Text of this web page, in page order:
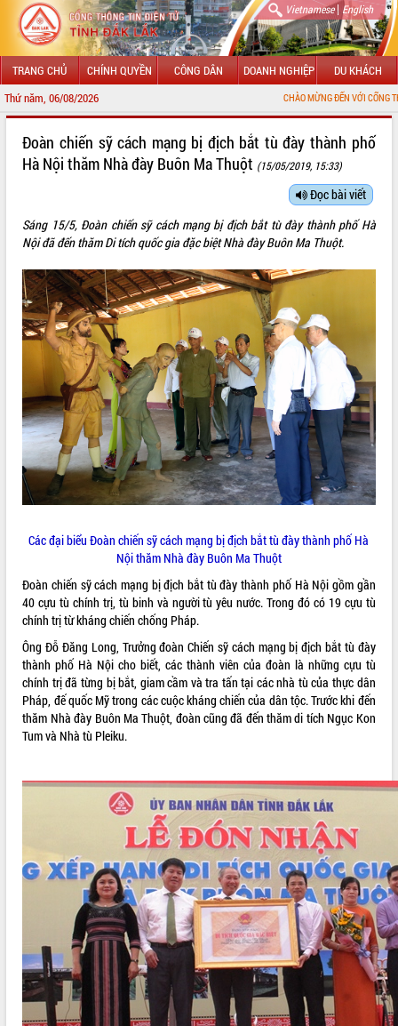
Vietnamese| English
TRANG CHỦ CHÍNH QUYỀN CÔNG DÂN DOANH NGHIỆP DU KHÁCH
Thứ năm, 06/08/2026 CHÀO MỪNG ĐẾN VỚI CỔNG
LÃNH ĐẠO UBND TỈNH
SỞ, BAN, NGÀNH
UBND CÁC XÃ, PHƯỜNG
THÔNG TIN CHỈ ĐẠO ĐIỀU HÀNH
HỆ THỐNG VĂN BẢN
VĂN BẢN HĐND TỈNH
ĐIỂM TIN VĂN BẢN
QUY HOẠCH - KẾ HOẠCH
Loading the player...
Lễ truy tặng danh hiệu “Bà Mẹ Việt
Nam Anh hùng” và trao Huân chương
UBND tỉnh Đắk Lắk triển khai nhiệm
vụ 6 tháng cuối năm 2026
Kỳ họp thứ Hai, Hội đồng nhân dân
tỉnh khóa XI quyết nghị nhiều nội dung
quan trọng
ALBUM ẢNH
Đoàn chiến sỹ cách mạng bị địch bắt tù đày thành phố
Hà Nội thăm Nhà đày Buôn Ma Thuột (15/05/2019, 15:33)
Đọc bài viết
Sáng 15/5, Đoàn chiến sỹ cách mạng bị địch bắt tù đày thành phố Hà
Nội đã đến thăm Di tích quốc gia đặc biệt Nhà đày Buôn Ma Thuột.
Các đại biểu Đoàn chiến sỹ cách mạng bị địch bắt tù đày thành phố Hà
Nội thăm Nhà đày Buôn Ma Thuột
Đoàn chiến sỹ cách mạng bị địch bắt tù đày thành phố Hà Nội gồm gần
40 cựu tù chính trị, tù binh và người tù yêu nước. Trong đó có 19 cựu tù
chính trị từ kháng chiến chống Pháp.
Ông Đỗ Đăng Long, Trưởng đoàn Chiến sỹ cách mạng bị địch bắt tù đày
thành phố Hà Nội cho biết, các thành viên của đoàn là những cựu tù
chính trị đã từng bị bắt, giam cầm và tra tấn tại các nhà tù của thực dân
Pháp, đế quốc Mỹ trong các cuộc kháng chiến của dân tộc. Trước khi đến
thăm Nhà đày Buôn Ma Thuột, đoàn cũng đã đến thăm di tích Ngục Kon
Tum và Nhà tù Pleiku.